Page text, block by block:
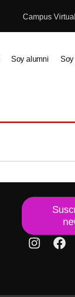
Campus Virtual
Soy alumni